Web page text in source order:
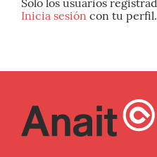
Solo los usuarios
Inicia sesión con tu perfil.